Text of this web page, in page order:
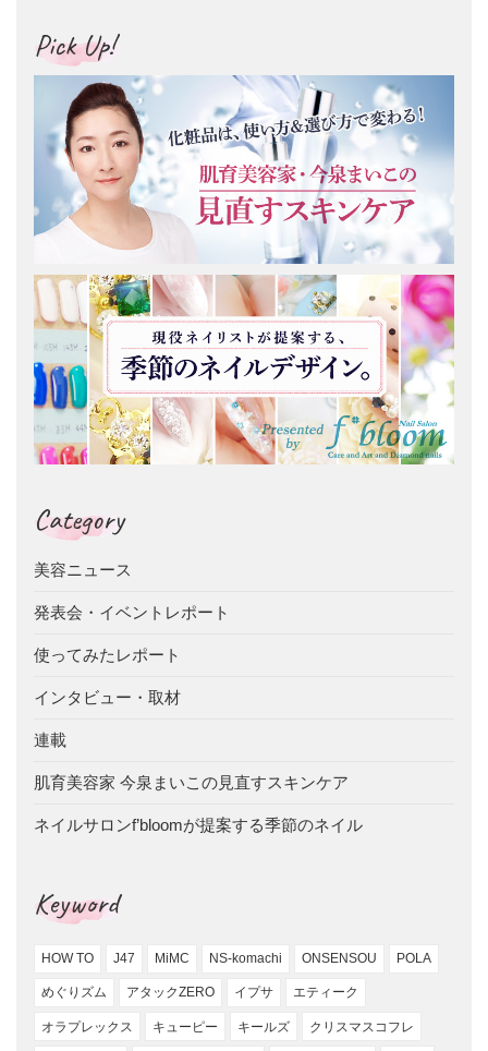
Pick Up!
Category
美容ニュース
発表会・イベントレポート
使ってみたレポート
インタビュー・取材
連載
肌育美容家 今泉まいこの見直すスキンケア
ネイルサロンf’bloomが提案する季節のネイル
Keyword
HOW TO J47 MiMC NS-komachi ONSENSOU POLA
めぐりズム アタックZERO イプサ エティーク
オラプレックス キューピー キールズ クリスマスコフレ